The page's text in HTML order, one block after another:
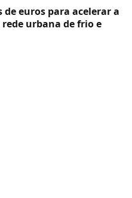
de euros para acelerar a
urbana de frio e